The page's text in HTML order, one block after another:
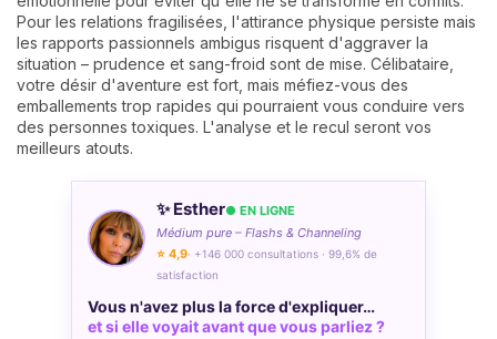
Pour les relations fragilisées, l'attirance physique persiste mais
les rapports passionnels ambigus risquent d'aggraver la
situation – prudence et sang-froid sont de mise. Célibataire,
votre désir d'aventure est fort, mais méfiez-vous des
emballements trop rapides qui pourraient vous conduire vers
des personnes toxiques. L'analyse et le recul seront vos
meilleurs atouts.
✨ Esther● EN LIGNE
Médium pure – Flashs & Channeling
⭐ 4,9· +146 000 consultations · 99,6% de
satisfaction
Vous n'avez plus la force d'expliquer…
et si elle voyait avant que vous parliez ?